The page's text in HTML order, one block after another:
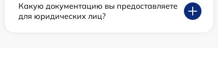
Какую документацию вы предоставляете
для юридических лиц?